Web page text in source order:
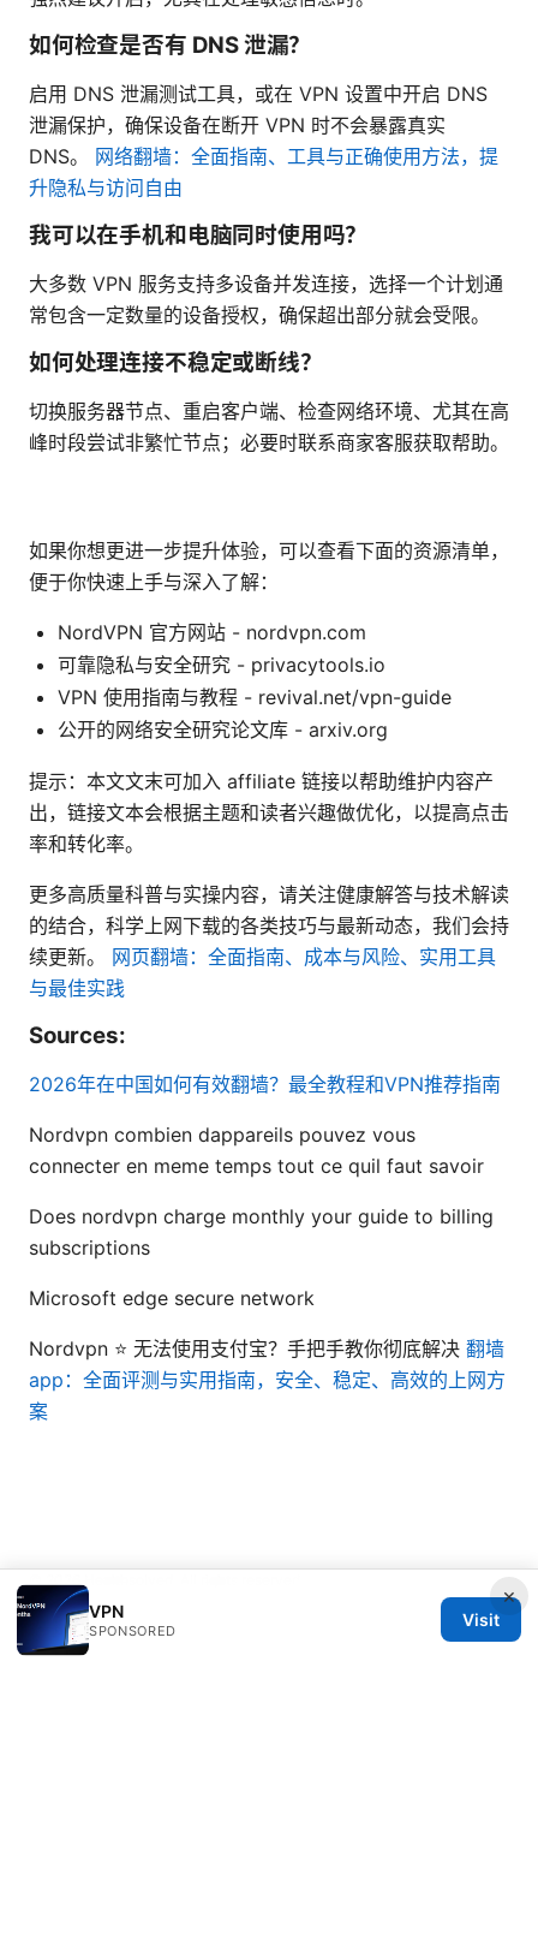
如何检查是否有 DNS 泄漏？
启用 DNS 泄漏测试工具，或在 VPN 设置中开启 DNS
泄漏保护，确保设备在断开 VPN 时不会暴露真实
DNS。 网络翻墙：全面指南、工具与正确使用方法，提
升隐私与访问自由
我可以在手机和电脑同时使用吗？
大多数 VPN 服务支持多设备并发连接，选择一个计划通
常包含一定数量的设备授权，确保超出部分就会受限。
如何处理连接不稳定或断线？
切换服务器节点、重启客户端、检查网络环境、尤其在高
峰时段尝试非繁忙节点；必要时联系商家客服获取帮助。
如果你想更进一步提升体验，可以查看下面的资源清单，
便于你快速上手与深入了解：
NordVPN 官方网站 - nordvpn.com
可靠隐私与安全研究 - privacytools.io
VPN 使用指南与教程 - revival.net/vpn-guide
公开的网络安全研究论文库 - arxiv.org
提示：本文文末可加入 affiliate 链接以帮助维护内容产
出，链接文本会根据主题和读者兴趣做优化，以提高点击
率和转化率。
更多高质量科普与实操内容，请关注健康解答与技术解读
的结合，科学上网下载的各类技巧与最新动态，我们会持
续更新。 网页翻墙：全面指南、成本与风险、实用工具
与最佳实践
Sources:
2026年在中国如何有效翻墙？最全教程和VPN推荐指南
Nordvpn combien dappareils pouvez vous
connecter en meme temps tout ce quil faut savoir
Does nordvpn charge monthly your guide to billing
subscriptions
Microsoft edge secure network
Nordvpn ⭐ 无法使用支付宝？手把手教你彻底解决 翻墙
app：全面评测与实用指南，安全、稳定、高效的上网方
案
×
VPN
SPONSORED
Visit